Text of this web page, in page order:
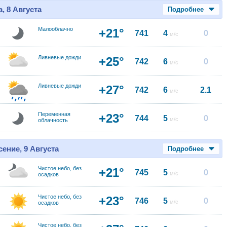
8 Августа Подробнее
Малооблачно +21° 741 4 м/с 0
Ливневые дожди +25° 742 6 м/с 0
Ливневые дожди +27° 742 6 м/с 2.1
Переменная
облачность
+23° 744 5 м/с 0
9 Августа Подробнее
Чистое небо, без
осадков
+21° 745 5 м/с 0
Чистое небо, без
осадков
+23° 746 5 м/с 0
Чистое небо, без